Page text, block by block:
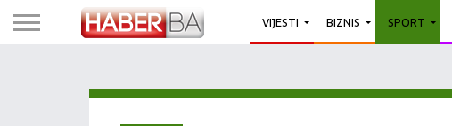
VIJESTI BIZNIS SPORT